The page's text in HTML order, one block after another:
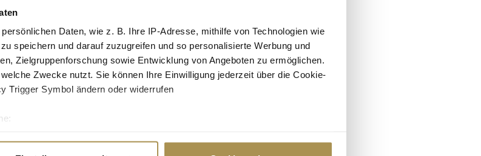
Daten, wie z. B. Ihre IP-Adresse, mithilfe von Technologien wie
speichern und darauf zuzugreifen und so personalisierte Werbung und
Zielgruppenforschung sowie Entwicklung von Angeboten zu ermöglichen.
Zwecke nutzt. Sie können Ihre Einwilligung jederzeit über die Cookie-
Trigger Symbol ändern oder widerrufen